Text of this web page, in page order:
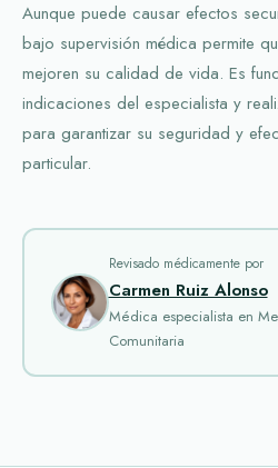
Aunque puede causar efectos
bajo supervisión médica permite
mejoren su calidad de vida. Es
indicaciones del especialista y
para garantizar su seguridad y
particular.
Revisado médicamente por
Carmen Ruiz Alonso
Médica especialista en
Comunitaria